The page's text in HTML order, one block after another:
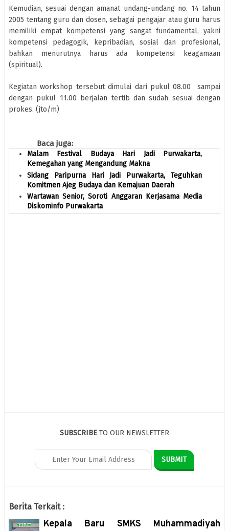
Kemudian, sesuai dengan amanat undang-undang no. 14 tahun
2005 tentang guru dan dosen, sebagai pengajar atau guru harus
memiliki empat kompetensi yang sangat fundamental, yakni
kompetensi pedagogik, kepribadian, sosial dan profesional,
bahkan menurutnya harus ada kompetensi keagamaan
(spiritual).
Kegiatan workshop tersebut dimulai dari pukul 08.00 sampai
dengan pukul 11.00 berjalan tertib dan sudah sesuai dengan
prokes. (jto/m)
Baca juga:
Malam Festival Budaya Hari Jadi Purwakarta,
Kemegahan yang Mengandung Makna
Sidang Paripurna Hari Jadi Purwakarta, Teguhkan
Komitmen Ajeg Budaya dan Kemajuan Daerah
Wartawan Senior, Soroti Anggaran Kerjasama Media
Diskominfo Purwakarta
SUBSCRIBE TO OUR NEWSLETTER
Berita Terkait :
Kepala Baru SMKS Muhammadiyah